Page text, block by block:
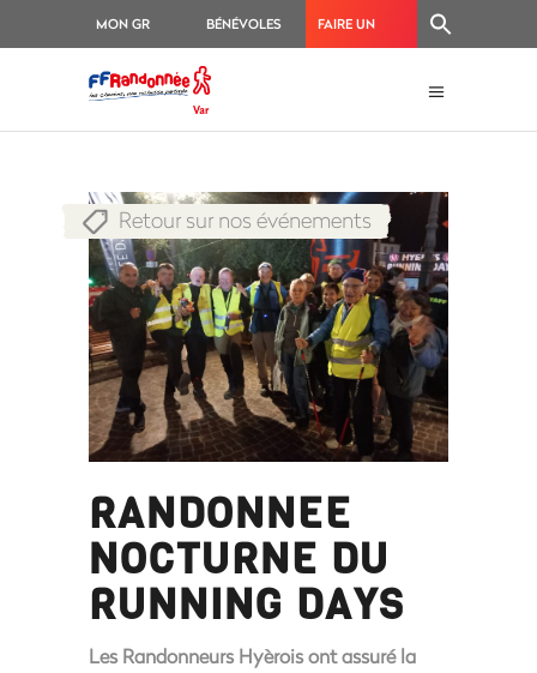
MON GR
®
BÉNÉVOLES FAIRE UN
Retour sur nos événements
RANDONNEE
NOCTURNE DU
RUNNING DAYS
Les Randonneurs Hyèrois ont assuré la